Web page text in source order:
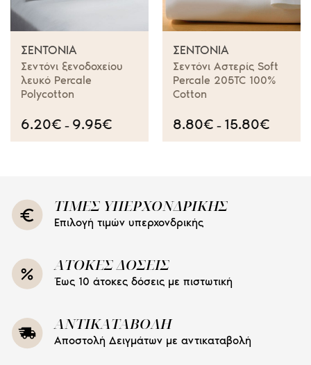
ΣΕΝΤΌΝΙΑ
Σεντόνι ξενοδοχείου
λευκό Percale
Polycotton
6.20€ – 9.95€Price
range:
ΣΕΝΤΌΝΙΑ
Σεντόνι Αστερίς Soft
Percale 205TC 100%
Cotton
8.80€ – 15.80€Price
range:
ΤΙΜΕΣ ΥΠΕΡΧΟΝΔΡΙΚΗΣ
Επιλογή τιμών υπερχονδρικής
ΑΤΟΚΕΣ ΔΟΣΕΙΣ
Έως 10 άτοκες δόσεις με πιστωτική
ΑΝΤΙΚΑΤΑΒΟΛΗ
Αποστολή Δειγμάτων με αντικαταβολή